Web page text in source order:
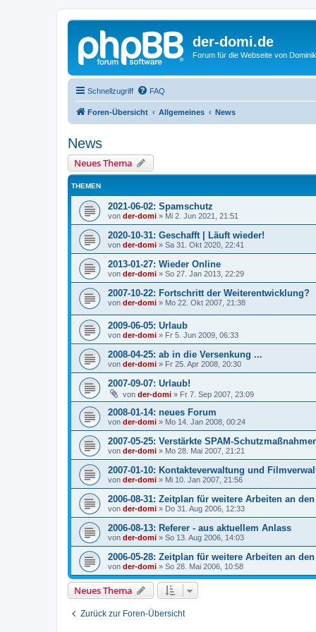
der-domi.de
Forum für die Webseite von
Schnellzugriff FAQ
Foren-Übersicht Allgemeines News
News
Neues Thema
THEMEN
2021-06-02: Spamschutz
von der-domi » Mi 2. Jun 2021, 21:51
2020-10-31: Geschafft | Läuft wieder!
von der-domi » Sa 31. Okt 2020, 22:41
2013-01-27: Wieder Online
von der-domi » So 27. Jan 2013, 22:29
2007-10-22: Fortschritt der Weiterentwicklung?
von der-domi » Mo 22. Okt 2007, 21:38
2009-06-05: Urlaub
von der-domi » Fr 5. Jun 2009, 06:33
2008-04-25: ab in die Versenkung ...
von der-domi » Fr 25. Apr 2008, 20:30
2007-09-07: Urlaub!
von der-domi » Fr 7. Sep 2007, 23:09
2008-01-14: neues Forum
von der-domi » Mo 14. Jan 2008, 00:24
2007-05-25: Verstärkte SPAM-
von der-domi » Mo 28. Mai 2007, 21:21
2007-01-10: Kontakteverwaltung und
von der-domi » Mi 10. Jan 2007, 21:56
2006-08-31: Zeitplan für weitere Arbeiten an
von der-domi » Do 31. Aug 2006, 12:33
2006-08-13: Referer - aus aktuellem Anlass
von der-domi » So 13. Aug 2006, 14:03
2006-05-28: Zeitplan für weitere Arbeiten an
von der-domi » So 28. Mai 2006, 10:58
Neues Thema
Zurück zur Foren-Übersicht